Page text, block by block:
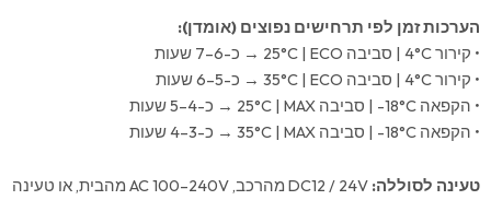
הערכות זמן לפי תרחישים נפוצים (אומדן):
• קירור ‎4°C | סביבה ‎25°C | ECO → כ-6–7 שעות
• קירור ‎4°C | סביבה ‎35°C | ECO → כ-5–6 שעות
• הקפאה ‎-18°C | סביבה ‎25°C | MAX → כ-4–5 שעות
• הקפאה ‎-18°C | סביבה ‎35°C | MAX → כ-3–4 שעות
טעינה לסוללה:
DC12 / 24V מהרכב, AC ‎100–240V מהבית, או טעינה